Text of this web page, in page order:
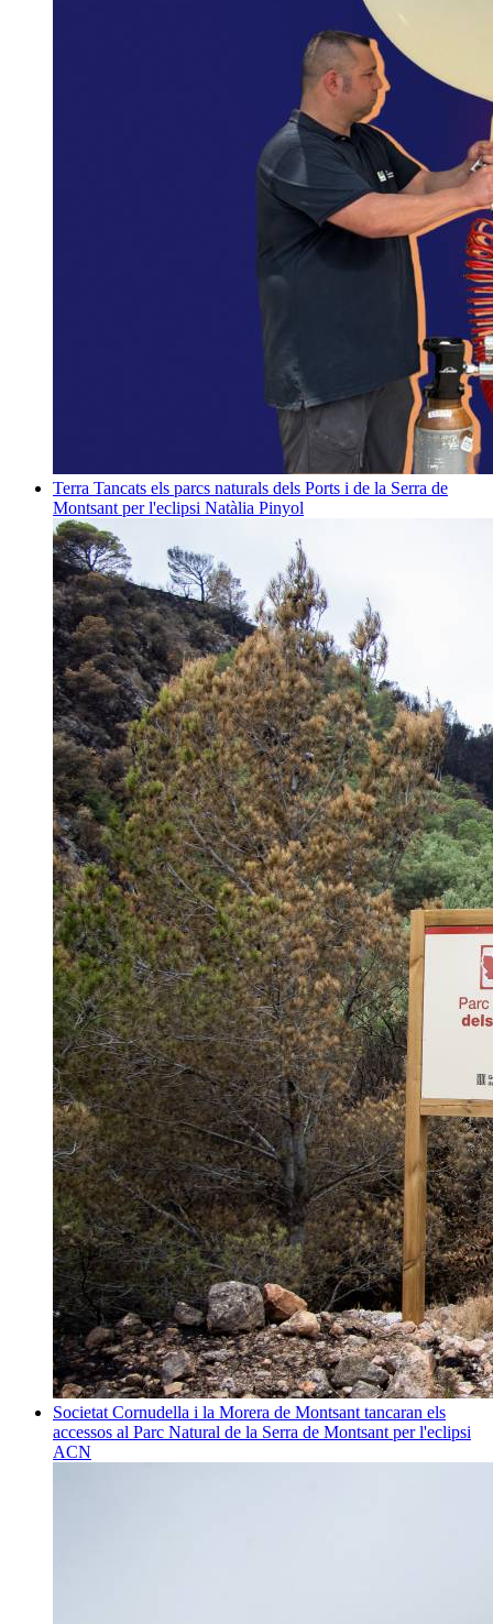
Terra Tancats els parcs naturals dels Ports i de la Serra de
Montsant per l'eclipsi Natàlia Pinyol
Societat Cornudella i la Morera de Montsant tancaran els
accessos al Parc Natural de la Serra de Montsant per l'eclipsi
ACN